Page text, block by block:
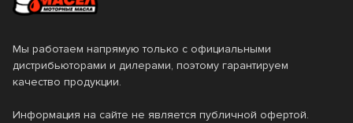
Мы работаем напрямую только с официальными
дистрибьюторами и дилерами, поэтому гарантируем
качество продукции.
Информация на сайте не является публичной офертой.